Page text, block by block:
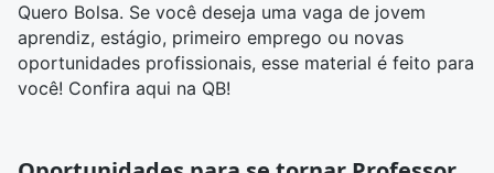
Quero Bolsa. Se você deseja uma vaga de jovem
aprendiz, estágio, primeiro emprego ou novas
oportunidades profissionais, esse material é feito para
você! Confira aqui na QB!